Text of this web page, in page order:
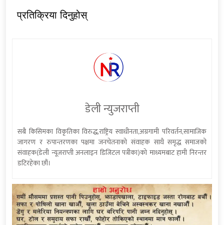
प्रतिक्रिया दिनुहोस्
डेली न्युजराप्ती
सबै किसिमका विकृतिका विरुद्ध,राष्ट्रिय स्वाधीनता,अग्रगामी परिवर्तन,सामाजिक
जागरण र रुपान्तरणका पक्षमा जनचेतनाको संवाहक साथै समृद्ध समाजको
संवाहक(डेली न्यूजराप्ती अनलाइन डिजिटल पत्रीका)को माध्यमबाट हामी निरन्तर
डटिरहेका छौं।